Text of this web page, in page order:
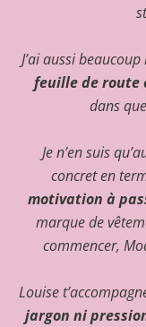
J’ai aussi
feuille de route
dans
Je n’en suis
concret en
motivation à
marque de
commencer,
Louise
jargon ni